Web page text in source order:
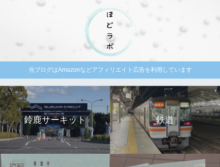
当ブログはAmazonなどアフィリエイト広告を利用しています
鈴鹿サーキット 鉄道